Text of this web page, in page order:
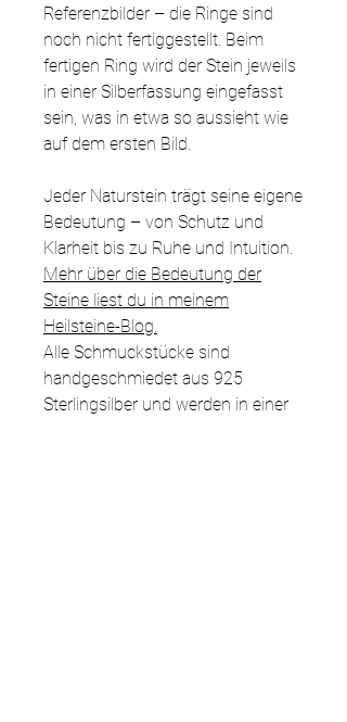
Referenzbilder – die Ringe sind
noch nicht fertiggestellt. Beim
fertigen Ring wird der Stein jeweils
in einer Silberfassung eingefasst
sein, was in etwa so aussieht wie
auf dem ersten Bild.
Jeder Naturstein trägt seine eigene
Bedeutung – von Schutz und
Klarheit bis zu Ruhe und Intuition.
Mehr über die Bedeutung der
Steine liest du in meinem
Heilsteine-Blog.
Alle Schmuckstücke sind
handgeschmiedet aus 925
Sterlingsilber und werden in einer